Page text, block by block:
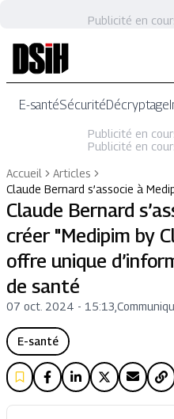
Publicité en
E-santéSécuritéDécryptage
Publicité en
Publicité en
Accueil
Articles
Claude Bernard s’associe à
Claude Bernard
créer "Medipim by
offre unique
de santé
07 oct. 2024 - 15:13
E-santé